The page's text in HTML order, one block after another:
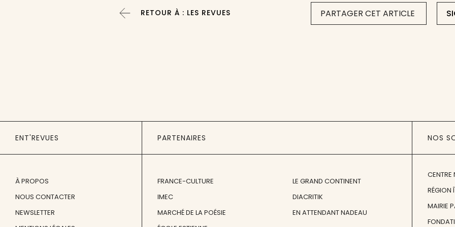
PARTAGER CET ARTICLE
RETOUR À : LES REVUES
ENT'REVUES
À PROPOS
NOUS CONTACTER
NEWSLETTER
PARTENAIRES
FRANCE-CULTURE
IMEC
MARCHÉ DE LA POÉSIE
LE GRAND CONTINENT
DIACRITIK
EN ATTENDANT NADEAU
NOS
CENTRE
RÉGION
MAIRIE